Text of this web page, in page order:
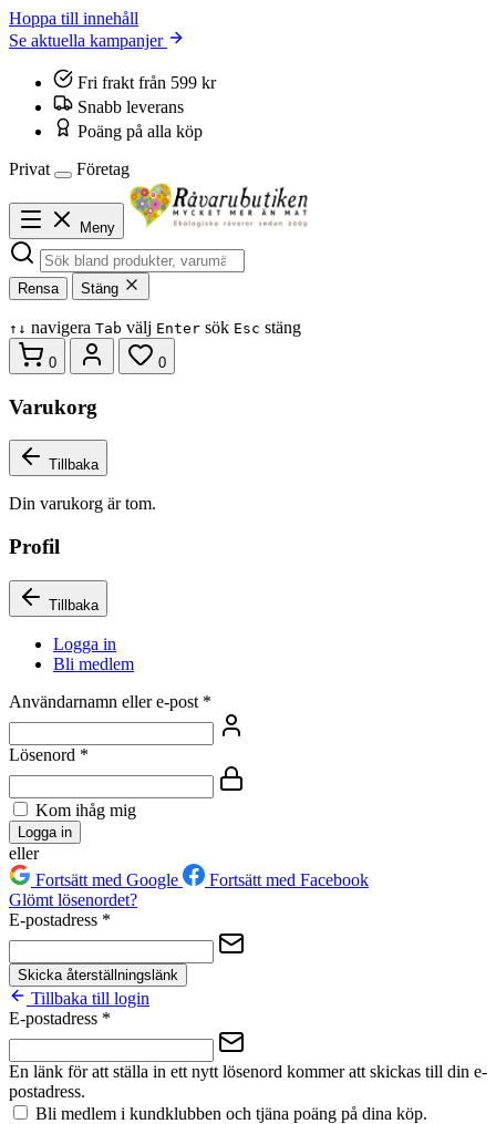
Hoppa till innehåll
Se aktuella kampanjer
Fri frakt från 599 kr
Snabb leverans
Poäng på alla köp
Privat
Företag
Meny
Rensa Stäng
↑ ↓ navigera Tab välj Enter sök Esc stäng
0 0
Varukorg
Tillbaka
Din varukorg är tom.
Profil
Tillbaka
Logga in
Bli medlem
Användarnamn eller e-post *
Lösenord *
Kom ihåg mig
Logga in
eller
Fortsätt med Google
Fortsätt med Facebook
Glömt lösenordet?
E-postadress *
Skicka återställningslänk
Tillbaka till login
E-postadress *
En länk för att ställa in ett nytt lösenord kommer att skickas till din e-
postadress.
Bli medlem i kundklubben och tjäna poäng på dina köp.